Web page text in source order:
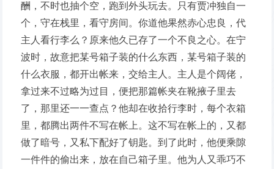
酬，不时也抽个空，跑到外头玩去。只有贾冲独自一
个，守在栈里，看守房间。你道他果然赤心忠良，代
主人看行李么？原来他久已存了一个不良之心。在宁
波时，故意把某号箱子装的什么东西，某号箱子装的
什么衣服，都开出帐来，交给主人。主人是个阔佬，
拿过来不过略为过目，便把那篇帐夹在靴掖子里去
了，那里还一一查点？他却在收拾行李时，每个衣箱
里，都腾出两件不写在帐上。这不写在帐上的，又都
做了暗号，又私下配好了钥匙。到了此时，他便乘隙
一件件的偷出来，放在自己箱子里。他为人又乖巧不